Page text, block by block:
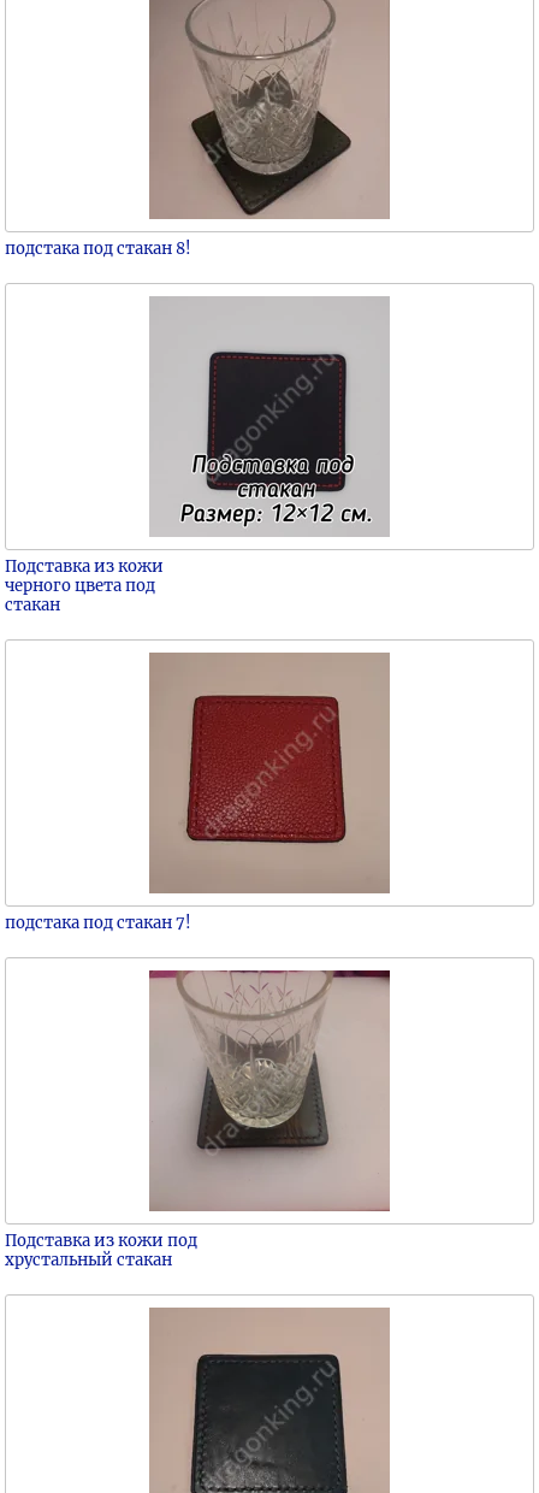
подстака под стакан 8!
Подставка из кожи
черного цвета под
стакан
подстака под стакан 7!
Подставка из кожи под
хрустальный стакан